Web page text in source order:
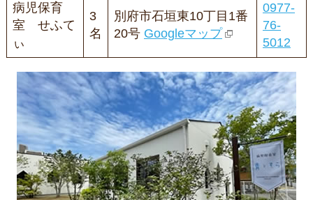
病児保育
室 せふて
ぃ
3
名
別府市石垣東10丁目1番
20号 Googleマップ
0977-
76-
5012